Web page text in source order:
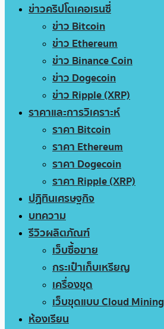
ข่าวคริปโตเคอเรนซี่
ข่าว Bitcoin
ข่าว Ethereum
ข่าว Binance Coin
ข่าว Dogecoin
ข่าว Ripple (XRP)
ราคาและการวิเคราะห์
ราคา Bitcoin
ราคา Ethereum
ราคา Dogecoin
ราคา Ripple (XRP)
ปฏิทินเศรษฐกิจ
บทความ
รีวิวผลิตภัณฑ์
เว็บซื้อขาย
กระเป๋าเก็บเหรียญ
เครื่องขุด
เว็บขุดแบบ Cloud Mining
ห้องเรียน